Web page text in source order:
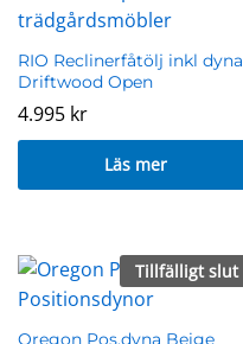
RIO Reclinerfåtölj inkl dyna
Driftwood Open
4.995 kr
Läs mer
Tillfälligt slut
Oregon Pos.dyna Beige